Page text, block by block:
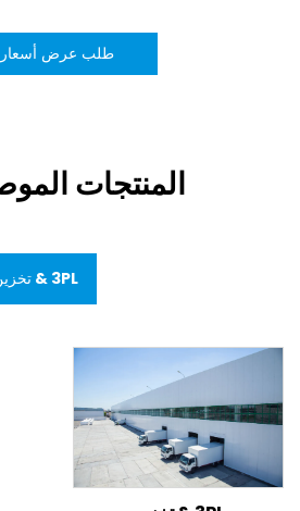
طلب عرض أسعار
المنتجات
3PL & تخزين